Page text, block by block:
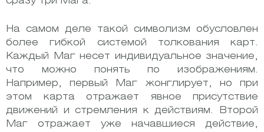
На самом деле такой символизм обусловлен
более гибкой системой толкования карт.
Каждый Маг несет индивидуальное значение,
что можно понять по изображениям.
Например, первый Маг жонглирует, но при
этом карта отражает явное присутствие
движений и стремления к действиям. Второй
Маг отражает уже начавшиеся действие,